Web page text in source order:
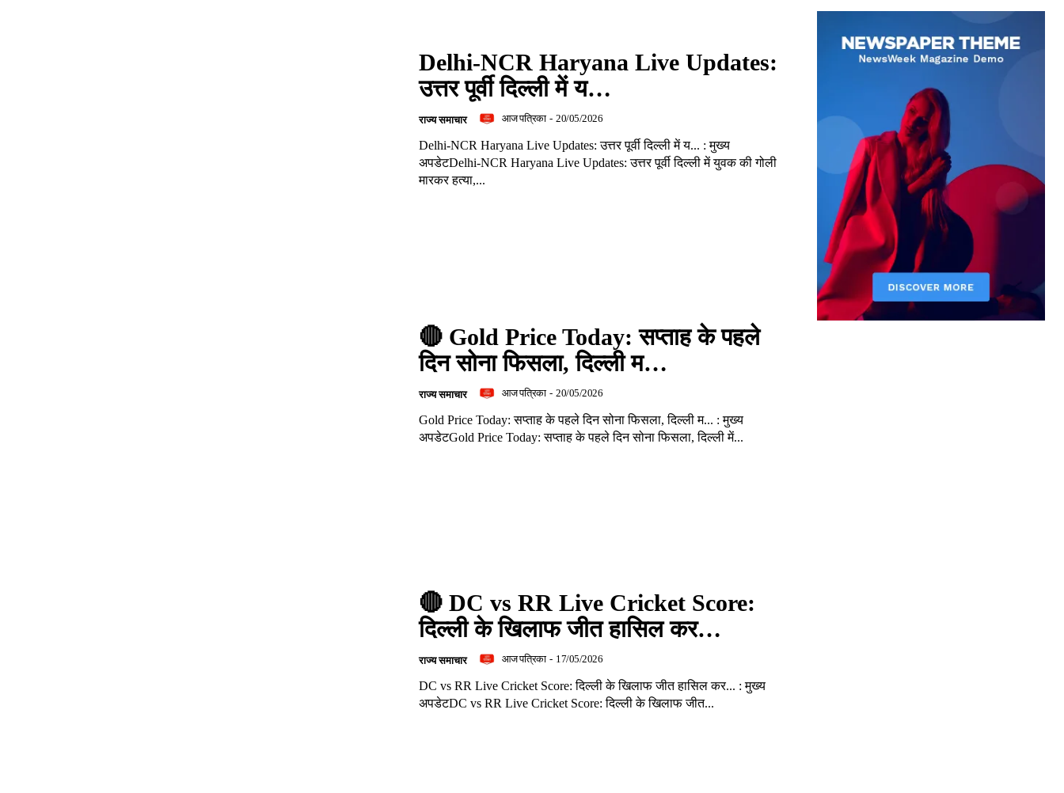
Delhi-NCR Haryana Live Updates:
उत्तर पूर्वी दिल्ली में य…
राज्य समाचार आज पत्रिका - 20/05/2026
Delhi-NCR Haryana Live Updates: उत्तर पूर्वी दिल्ली में य... : मुख्य
अपडेटDelhi-NCR Haryana Live Updates: उत्तर पूर्वी दिल्ली में युवक की गोली
मारकर हत्या,...
🔴 Gold Price Today: सप्ताह के पहले
दिन सोना फिसला, दिल्ली म…
राज्य समाचार आज पत्रिका - 20/05/2026
Gold Price Today: सप्ताह के पहले दिन सोना फिसला, दिल्ली म... : मुख्य
अपडेटGold Price Today: सप्ताह के पहले दिन सोना फिसला, दिल्ली में...
🔴 DC vs RR Live Cricket Score:
दिल्ली के खिलाफ जीत हासिल कर…
राज्य समाचार आज पत्रिका - 17/05/2026
DC vs RR Live Cricket Score: दिल्ली के खिलाफ जीत हासिल कर... : मुख्य
अपडेटDC vs RR Live Cricket Score: दिल्ली के खिलाफ जीत...